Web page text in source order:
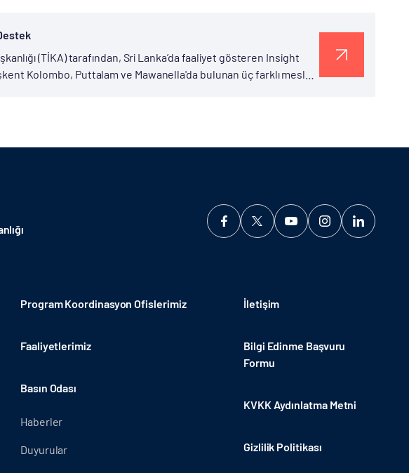
(TİKA) tarafından, Sri Lanka’da faaliyet gösteren Insight
Kolombo, Puttalam ve Mawanella'da bulunan üç farklı mesleki
Program Koordinasyon Ofislerimiz
Faaliyetlerimiz
Basın Odası
Haberler
Duyurular
İletişim
Bilgi Edinme Başvuru
Formu
KVKK Aydınlatma Metni
Gizlilik Politikası